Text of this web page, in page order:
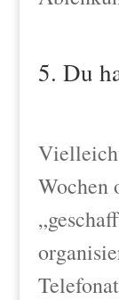
5. Du
Wochen